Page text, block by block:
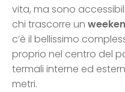
vita, ma sono
chi trascorre un
c’è il bellissimo
proprio nel centro del
termali interne ed
metri.